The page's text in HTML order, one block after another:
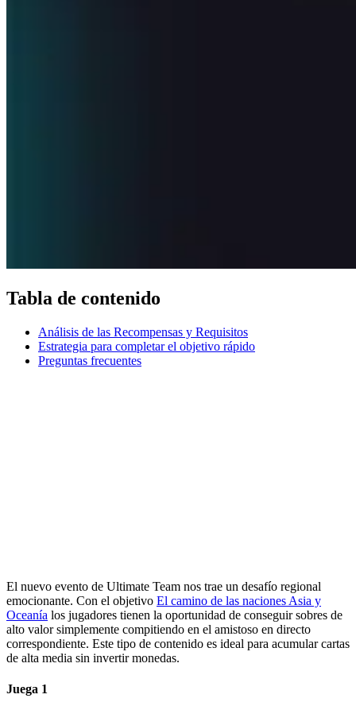
Tabla de contenido
Análisis de las Recompensas y Requisitos
Estrategia para completar el objetivo rápido
Preguntas frecuentes
El nuevo evento de Ultimate Team nos trae un desafío regional
emocionante. Con el objetivo El camino de las naciones Asia y
Oceanía los jugadores tienen la oportunidad de conseguir sobres de
alto valor simplemente compitiendo en el amistoso en directo
correspondiente. Este tipo de contenido es ideal para acumular cartas
de alta media sin invertir monedas.
Juega 1